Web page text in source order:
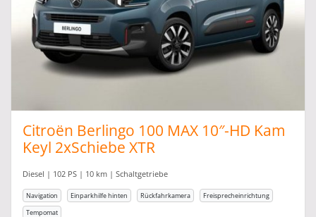
Citroën Berlingo 100 MAX 10″-HD Kam
Keyl 2xSchiebe XTR
Diesel | 102 PS | 10 km | Schaltgetriebe
Navigation Einparkhilfe hinten Rückfahrkamera
Freisprecheinrichtung
Tempomat